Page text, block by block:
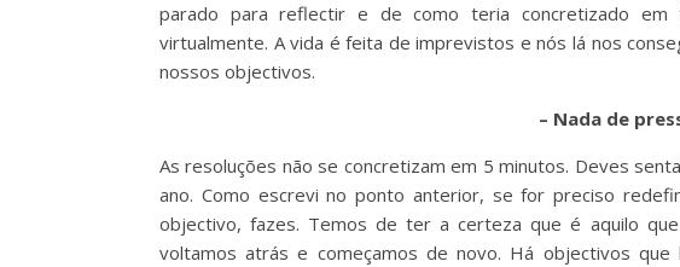
parado para reflectir e de como teria concretizado
virtualmente. A vida é feita de imprevistos e nós lá nos
nossos objectivos.
– Nada de
As resoluções não se concretizam em 5 minutos. Deves
ano. Como escrevi no ponto anterior, se for preciso
objectivo, fazes. Temos de ter a certeza que é aquilo
voltamos atrás e começamos de novo. Há objectivos